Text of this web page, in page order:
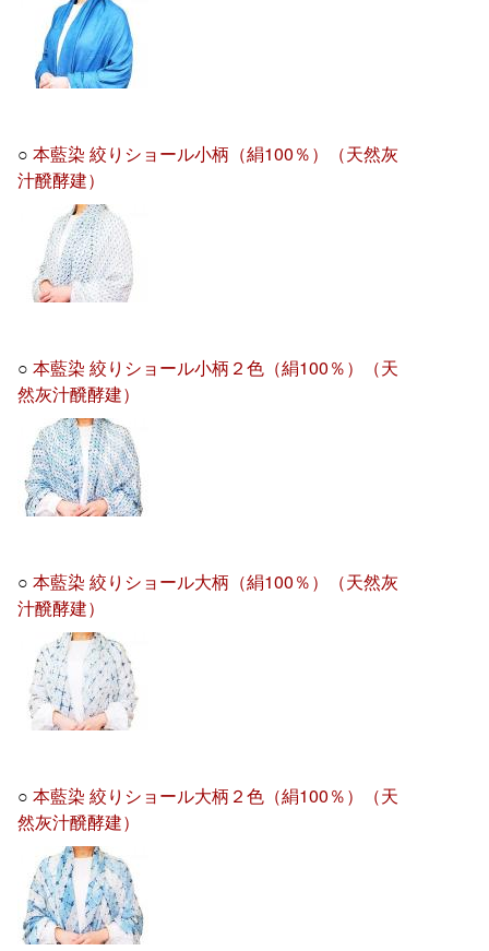
○本藍染 絞りショール小柄（絹100％）（天然灰
汁醗酵建）
○本藍染 絞りショール小柄２色（絹100％）（天
然灰汁醗酵建）
○本藍染 絞りショール大柄（絹100％）（天然灰
汁醗酵建）
○本藍染 絞りショール大柄２色（絹100％）（天
然灰汁醗酵建）